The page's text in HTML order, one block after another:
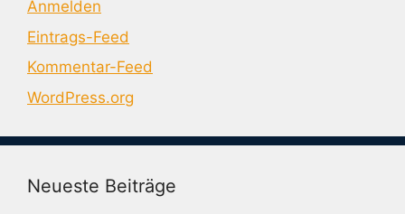
Anmelden
Eintrags-Feed
Kommentar-Feed
WordPress.org
Neueste Beiträge